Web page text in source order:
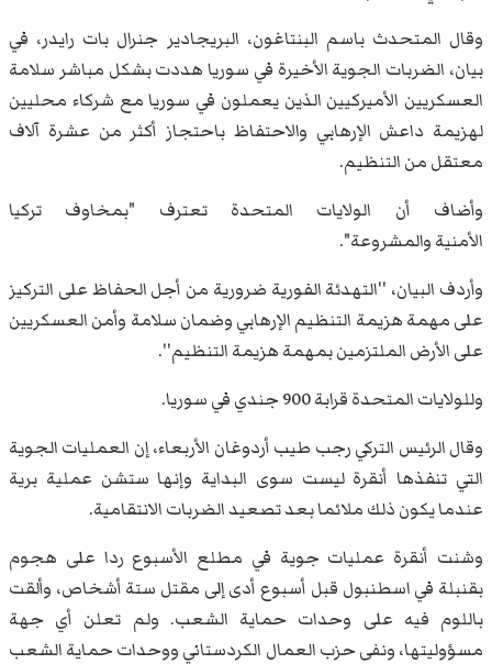
وقال المتحدث باسم البنتاغون، البريجادير جنرال بات رايدر، في
بيان، الضربات الجوية الأخيرة في سوريا هددت بشكل مباشر سلامة
العسكريين الأميركيين الذين يعملون في سوريا مع شركاء محليين
لهزيمة داعش الإرهابي والاحتفاظ باحتجاز أكثر من عشرة آلاف
معتقل من التنظيم.
وأضاف أن الولايات المتحدة تعترف "بمخاوف تركيا
الأمنية والمشروعة".
وأردف البيان، ''التهدئة الفورية ضرورية من أجل الحفاظ على التركيز
على مهمة هزيمة التنظيم الإرهابي وضمان سلامة وأمن العسكريين
على الأرض الملتزمين بمهمة هزيمة التنظيم''.
وللولايات المتحدة قرابة 900 جندي في سوريا.
وقال الرئيس التركي رجب طيب أردوغان الأربعاء، إن العمليات الجوية
التي تنفذها أنقرة ليست سوى البداية وإنها ستشن عملية برية
عندما يكون ذلك ملائما بعد تصعيد الضربات الانتقامية.
وشنت أنقرة عمليات جوية في مطلع الأسبوع ردا على هجوم
بقنبلة في اسطنبول قبل أسبوع أدى إلى مقتل ستة أشخاص، وألقت
باللوم فيه على وحدات حماية الشعب. ولم تعلن أي جهة
مسؤوليتها، ونفى حزب العمال الكردستاني ووحدات حماية الشعب